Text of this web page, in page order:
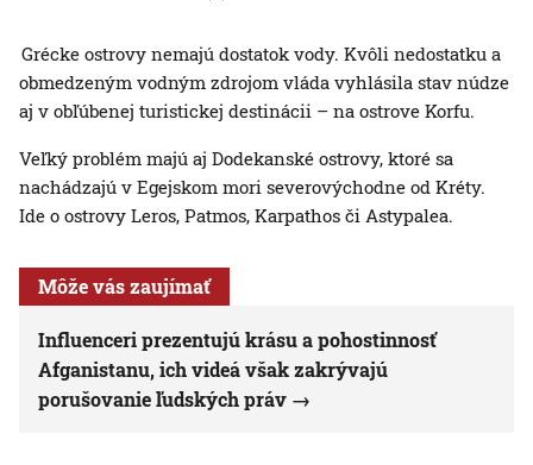
Grécke ostrovy nemajú dostatok vody. Kvôli nedostatku a
obmedzeným vodným zdrojom vláda vyhlásila stav núdze
aj v obľúbenej turistickej destinácii – na ostrove Korfu.
Veľký problém majú aj Dodekanské ostrovy, ktoré sa
nachádzajú v Egejskom mori severovýchodne od Kréty.
Ide o ostrovy Leros, Patmos, Karpathos či Astypalea.
Môže vás zaujímať
Influenceri prezentujú krásu a pohostinnosť
Afganistanu, ich videá však zakrývajú
porušovanie ľudských práv